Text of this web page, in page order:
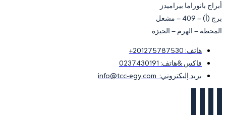
أبراج بانوراما بيراميدز
برج (أ) – 409 – مشعل
المحطة – الهرم – الجيزة
هاتف: 201275787530+
فاكس &هاتف: 0237430191
بريد إليكتروني: info@tcc-egy.com